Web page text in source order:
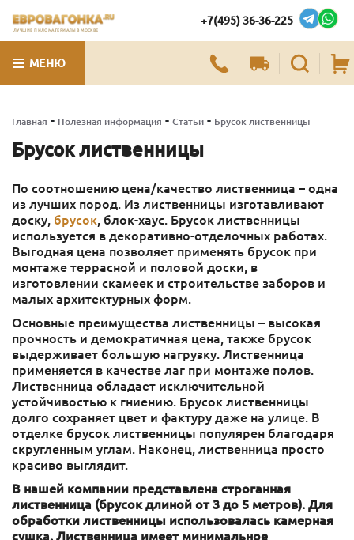
ЛУЧШИЕ ПИЛОМАТЕРИАЛЫ В МОСКВЕ
+7(495) 36-36-225
МЕНЮ
Главная - Полезная информация - Статьи - Брусок лиственницы
Брусок лиственницы
По соотношению цена/качество лиственница – одна
из лучших пород. Из лиственницы изготавливают
доску, брусок, блок-хаус. Брусок лиственницы
используется в декоративно-отделочных работах.
Выгодная цена позволяет применять брусок при
монтаже террасной и половой доски, в
изготовлении скамеек и строительстве заборов и
малых архитектурных форм.
Основные преимущества лиственницы – высокая
прочность и демократичная цена, также брусок
выдерживает большую нагрузку. Лиственница
применяется в качестве лаг при монтаже полов.
Лиственница обладает исключительной
устойчивостью к гниению. Брусок лиственницы
долго сохраняет цвет и фактуру даже на улице. В
отделке брусок лиственницы популярен благодаря
скругленным углам. Наконец, лиственница просто
красиво выглядит.
В нашей компании представлена строганная
лиственница (брусок длиной от 3 до 5 метров). Для
обработки лиственницы использовалась камерная
сушка. Лиственница имеет минимальное